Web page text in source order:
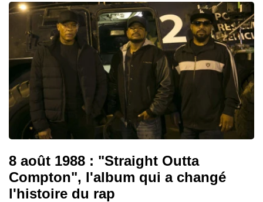
8 août 1988 : "Straight Outta
Compton", l'album qui a changé
l'histoire du rap